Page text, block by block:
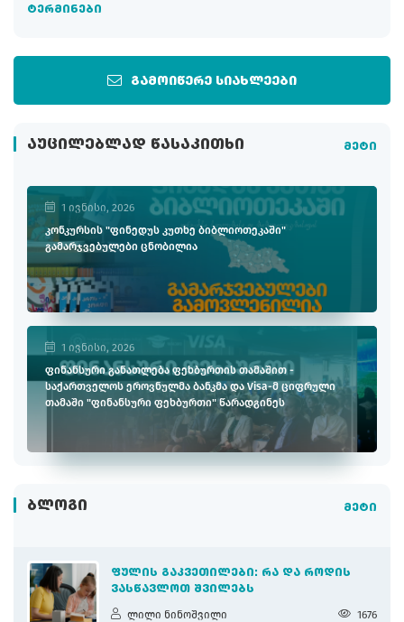
ტერმინები
გამოიწერე სიახლეები
ᲐᲣᲪᲘᲚᲔᲑᲚᲐᲓ ᲬᲐᲡᲐᲙᲘᲗᲮᲘ მეტი
1 ივნისი, 2026
კონკურსის "ფინედუს კუთხე ბიბლიოთეკაში"
გამარჯვებულები ცნობილია
1 ივნისი, 2026
ფინანსური განათლება ფეხბურთის თამაშით -
საქართველოს ეროვნულმა ბანკმა და Visa-მ ციფრული
თამაში "ფინანსური ფეხბურთი" წარადგინეს
ᲑᲚᲝᲒᲘ მეტი
ᲤᲣᲚᲘᲡ ᲒᲐᲙᲕᲔᲗᲘᲚᲔᲑᲘ: ᲠᲐ ᲓᲐ ᲠᲝᲓᲘᲡ
ᲕᲐᲡᲬᲐᲕᲚᲝᲗ ᲨᲕᲘᲚᲔᲑᲡ
ლილი ნინოშვილი 1676